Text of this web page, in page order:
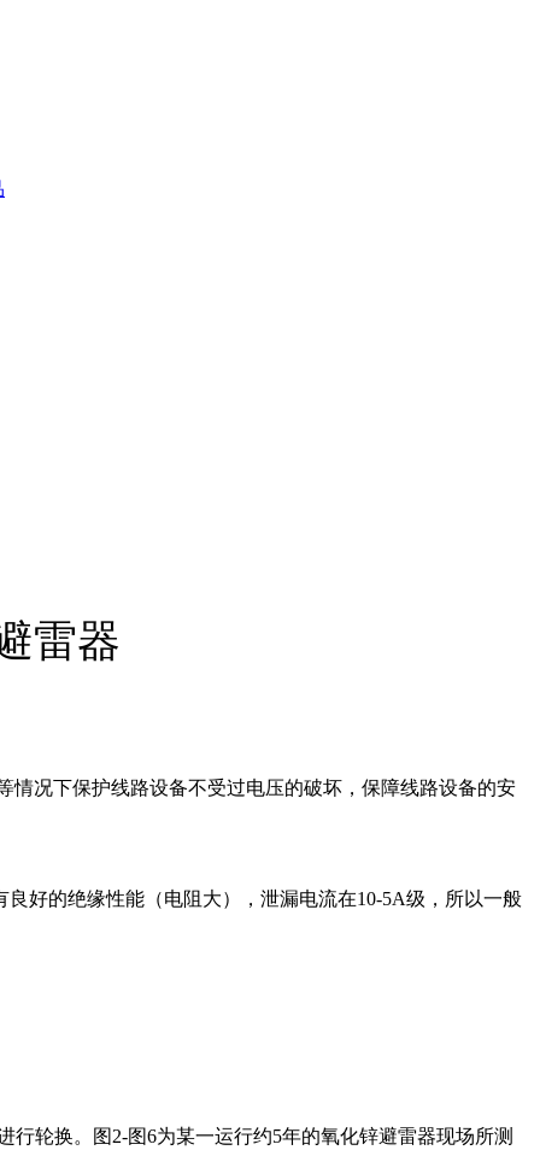
雷器
情况下保护线路设备不受过电压的破坏，保障线路设备的安
好的绝缘性能（电阻大），泄漏电流在10-5A级，所以一般
轮换。图2-图6为某一运行约5年的氧化锌避雷器现场所测